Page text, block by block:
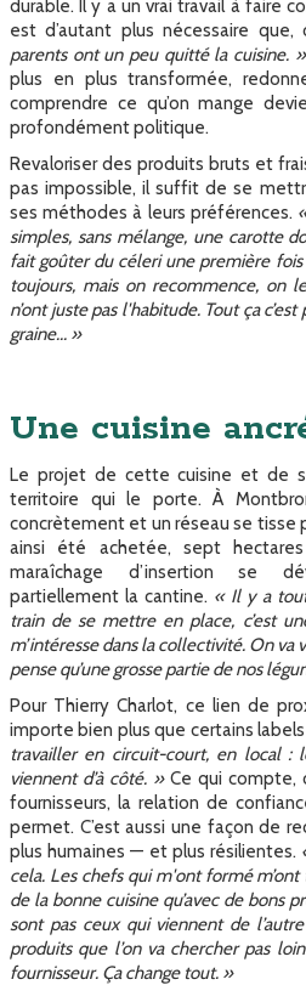
durable. Il y a un vrai travail à faire
est d’autant plus nécessaire que,
parents ont un peu quitté la cuisine. »
plus en plus transformée,
comprendre ce qu’on mange
profondément politique.
Revaloriser des produits bruts et
pas impossible, il suffit de se
ses méthodes à leurs préférences.
simples, sans mélange, une carotte
fait goûter du céleri une première fois
toujours, mais on recommence, on
n’ont juste pas l'habitude. Tout ça
graine... »
Une cuisine
Le projet de cette cuisine et de
territoire qui le porte. À
concrètement et un réseau se tisse
ainsi été achetée, sept
maraîchage d’insertion se
partiellement la cantine. « Il y a
train de se mettre en place, c’est
m’intéresse dans la collectivité. On va
pense qu’une grosse partie de nos
Pour Thierry Charlot, ce lien de
importe bien plus que certains labels
travailler en circuit-court, en local :
viennent d’à côté. »Ce qui compte,
fournisseurs, la relation de
permet. C’est aussi une façon de
plus humaines — et plus résilientes.
cela. Les chefs qui m'ont formé
de la bonne cuisine qu’avec de bons
sont pas ceux qui viennent de
produits que l’on va chercher pas
fournisseur. Ça change tout. »